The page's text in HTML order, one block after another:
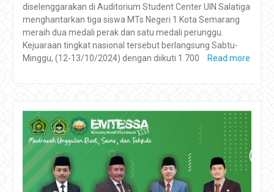
diselenggarakan di Auditorium Student Center UIN Salatiga
menghantarkan tiga siswa MTs Negeri 1 Kota Semarang
meraih dua medali perak dan satu medali perunggu.
Kejuaraan tingkat nasional tersebut berlangsung Sabtu-
Minggu, (12-13/10/2024) dengan diikuti 1.700
Read more